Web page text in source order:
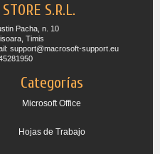
S.R.L.
Pacha, n. 10
Timis
support@macrosoft-support.eu
Categorías
Microsoft Office
Hojas de Trabajo